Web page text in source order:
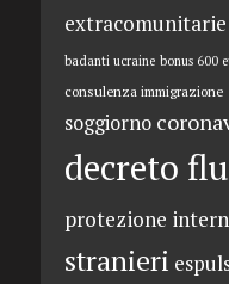
extracomunitarie
badanti ucraine bonus 600
consulenza immigrazione
soggiorno
decreto
protezione
stranieri